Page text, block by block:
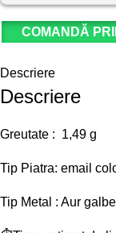
COMANDĂ
Descriere
Descriere
Greutate : 1,49 g
Tip Piatra: email
Tip Metal : Aur